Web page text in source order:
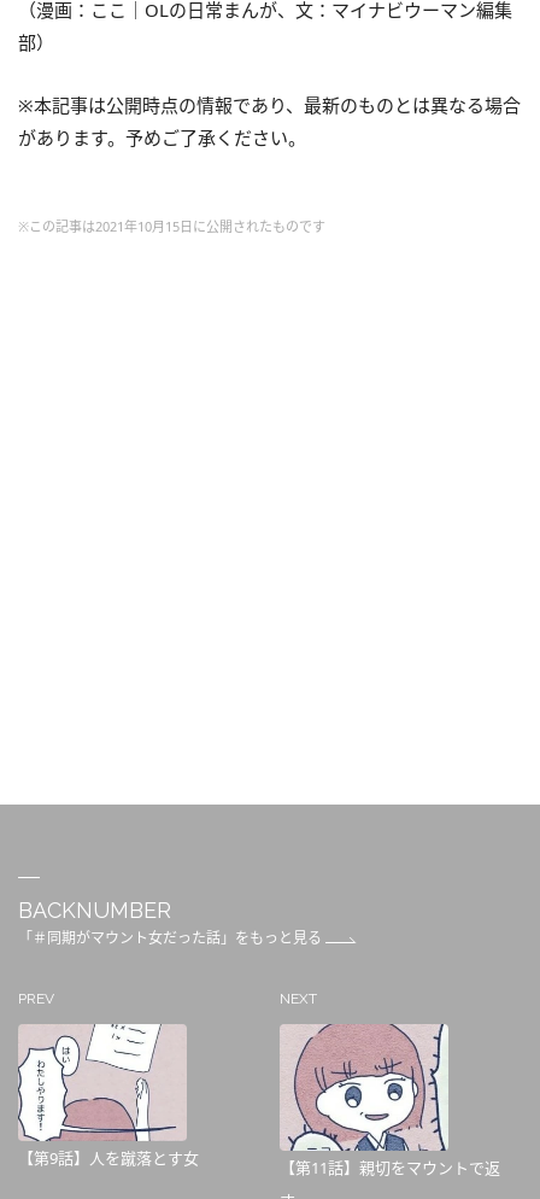
（漫画：ここ｜OLの日常まんが、文：マイナビウーマン編集
部）
※本記事は公開時点の情報であり、最新のものとは異なる場合
があります。予めご了承ください。
※この記事は2021年10月15日に公開されたものです
BACKNUMBER
「＃同期がマウント女だった話」をもっと見る
PREV
【第9話】人を蹴落とす女
NEXT
【第11話】親切をマウントで返